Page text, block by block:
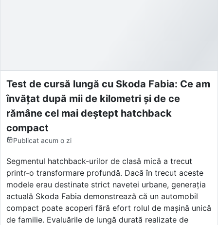
Test de cursă lungă cu Skoda Fabia: Ce am
învățat după mii de kilometri și de ce
rămâne cel mai deștept hatchback
compact
Publicat acum o zi
Segmentul hatchback-urilor de clasă mică a trecut
printr-o transformare profundă. Dacă în trecut aceste
modele erau destinate strict navetei urbane, generația
actuală Skoda Fabia demonstrează că un automobil
compact poate acoperi fără efort rolul de mașină unică
de familie. Evaluările de lungă durată realizate de